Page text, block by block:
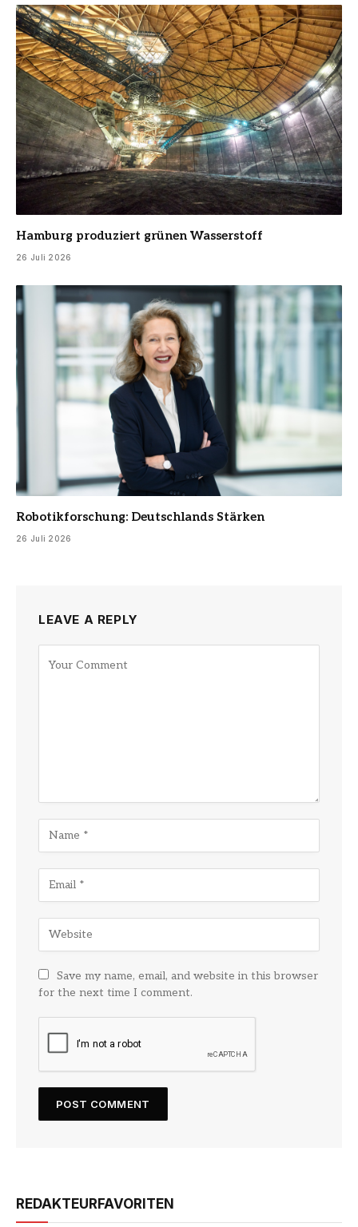
Hamburg produziert grünen Wasserstoff
26 Juli 2026
Robotikforschung: Deutschlands Stärken
26 Juli 2026
LEAVE A REPLY
Save my name, email, and website in this browser
for the next time I comment.
REDAKTEURFAVORITEN